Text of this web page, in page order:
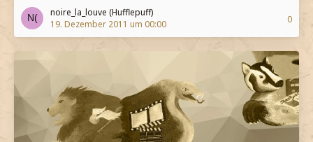
noire_la_louve (Hufflepuff)
19. Dezember 2011 um 00:00
0